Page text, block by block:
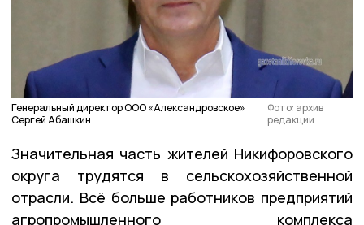
Генеральный директор ООО «Александровское»
Сергей Абашкин
Фото: архив
редакции
Значительная часть жителей Никифоровского
округа трудятся в сельскохозяйственной
отрасли. Всё больше работников предприятий
агропромышленного комплекса